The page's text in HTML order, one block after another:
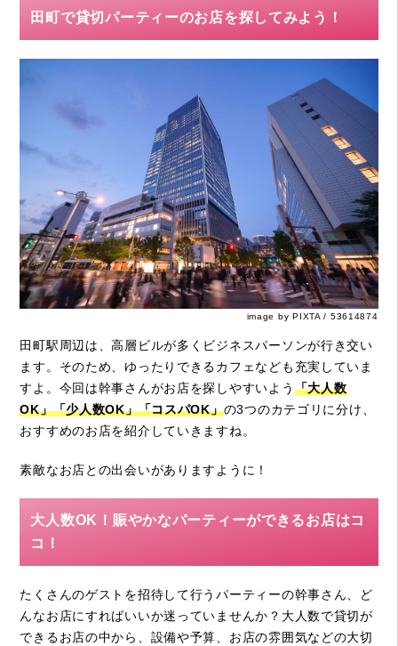
田町で貸切パーティーのお店を探してみよう！
image by PIXTA / 53614874
田町駅周辺は、高層ビルが多くビジネスパーソンが行き交い
ます。そのため、ゆったりできるカフェなども充実していま
すよ。今回は幹事さんがお店を探しやすいよう 「大人数
OK」「少人数OK」「コスパOK」の3つのカテゴリに分け、
おすすめのお店を紹介していきますね。
素敵なお店との出会いがありますように！
大人数OK！賑やかなパーティーができるお店はコ
コ！
たくさんのゲストを招待して行うパーティーの幹事さん、ど
んなお店にすればいいか迷っていませんか？大人数で貸切が
できるお店の中から、設備や予算、お店の雰囲気などの大切